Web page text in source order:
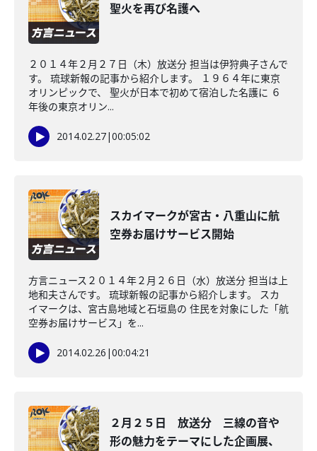
聖火を再び名護へ
２０１４年２月２７日（木）放送分 担当は伊狩典子さんで
す。 琉球新報の記事から紹介します。 １９６４年に東京
オリンピックで、 聖火が日本で初めて宿泊した名護に ６
年後の東京オリン...
2014.02.27|00:05:02
スカイマークが宮古・八重山に航
空券お届けサービス開始
方言ニュース２０１４年２月２６日（水）放送分 担当は上
地和夫さんです。 琉球新報の記事から紹介します。 スカ
イマークは、宮古島地域と石垣島の 住民を対象にした「航
空券お届けサービス」を...
2014.02.26 |00:04:21
２月２５日 放送分 三線の音や
形の魅力をテーマにした企画展、